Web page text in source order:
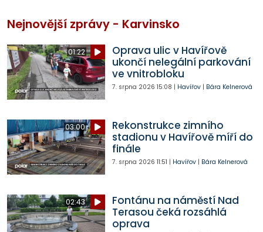
Nejnovější zprávy - Karvinsko
01:22
Oprava ulic v Havířově
ukončí nelegální parkování
ve vnitrobloku
7. srpna 2026 15:08 | Havířov| Bára Kelnerová
03:00
Rekonstrukce zimního
stadionu v Havířově míří do
finále
7. srpna 2026 11:51 | Havířov| Bára Kelnerová
02:43
Fontánu na náměstí Nad
Terasou čeká rozsáhlá
oprava